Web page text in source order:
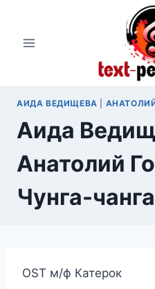
содержимому
АИДА ВЕДИЩЕВА
Аида
Анатолий
Чунга-чанга
OST м/ф Катерок